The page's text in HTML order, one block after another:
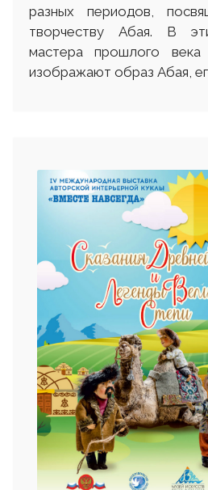
разных периодов,
творчеству Абая. В
мастера прошлого века
изображают образ Абая,